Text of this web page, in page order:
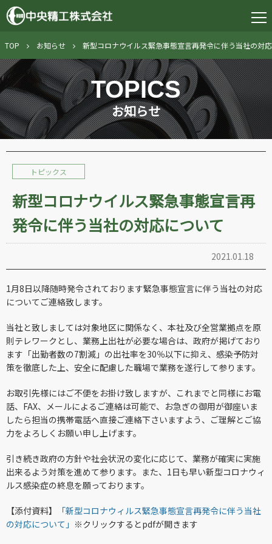
TOP お知らせ 新型コロナウイルス緊急事態宣言再発令に伴う当社の対
TOPICS
お知らせ
トピックス
新型コロナウイルス緊急事態宣言再
発令に伴う当社の対応について
2021.01.18
1月8日以降随時発令されております緊急事態宣言に伴う当社の対応
についてご連絡致します。
当社と致しましては対象地区に関係なく、本社及び全営業拠点を原
則テレワークとし、業務上出社が必要な場合は、政府が掲げており
ます「出勤者数の7割減」の出社率を30％以下に抑え、感染予防対
策を徹底した上、安全に配慮した職場で業務を遂行して参ります。
お取引先様にはご不便をお掛け致しますが、これまでと同様にお電
話、FAX、メールによるご連絡は可能で、お急ぎの御用が御座いま
したら担当の携帯電話へ直接ご連絡下さいますよう、ご理解とご協
力をよろしくお願い申し上げます。
引き続き政府の方針や社会状況の変化に応じて、業務が確実に実施
出来るよう対策を進めて参ります。また、1日も早い新型コロナウィ
ルス感染症の終息を願っております。
【添付資料】 「新型コロナウィルス緊急事態宣言再発令に伴う当社
の対応について 」 ※クリックするとpdfが開きます